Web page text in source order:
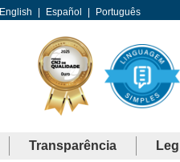
English Español Português
Transparência